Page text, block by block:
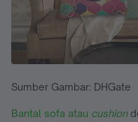
Sumber Gambar: DHGate
Bantal sofa atau cushion